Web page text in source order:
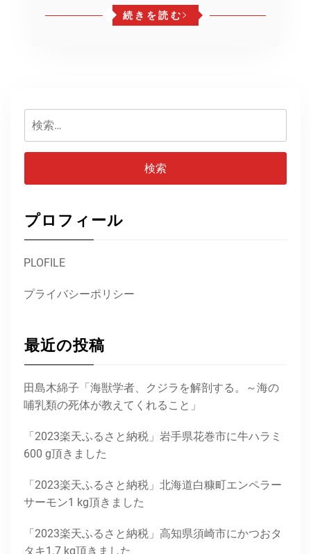
続きを読む
検
索:
プロフィール
PLOFILE
プライバシーポリシー
最近の投稿
田島木綿子「海獣学者、クジラを解剖する。～海の
哺乳類の死体が教えてくれること」
「2023楽天ふるさと納税」岩手県花巻市に牛ハラミ
600 g頂きました
「2023楽天ふるさと納税」北海道白糠町エンペラー
サーモン1 kg頂きました
「2023楽天ふるさと納税」高知県須崎市にかつおタ
タキ1.7 kg頂きました